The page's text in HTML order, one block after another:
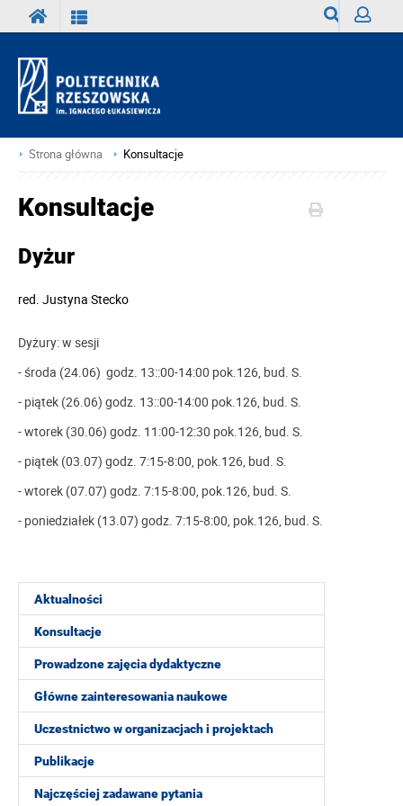
Strona główna Konsultacje
Aktualności
Konsultacje
Prowadzone zajęcia dydaktyczne
Główne zainteresowania naukowe
Uczestnictwo w organizacjach i projektach
Publikacje
Najczęściej zadawane pytania
Konsultacje
Dyżur
red. Justyna Stecko
Dyżury: w sesji
- środa (24.06) godz. 13::00-14:00 pok.126, bud. S.
- piątek (26.06) godz. 13::00-14:00 pok.126, bud. S.
- wtorek (30.06) godz. 11:00-12:30 pok.126, bud. S.
- piątek (03.07) godz. 7:15-8:00, pok.126, bud. S.
- wtorek (07.07) godz. 7:15-8:00, pok.126, bud. S.
- poniedziałek (13.07) godz. 7:15-8:00, pok.126, bud. S.